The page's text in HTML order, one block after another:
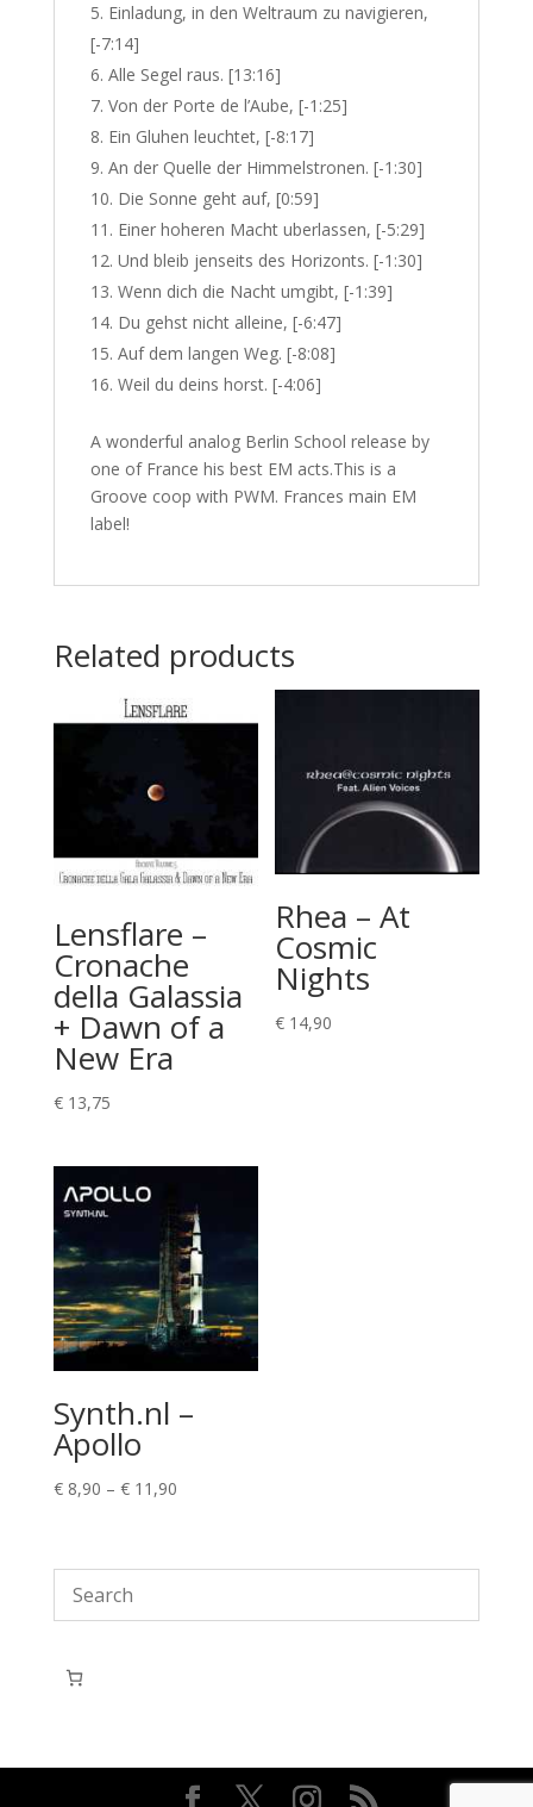
Einladung, in den Weltraum zu navigieren,
[-7:14]
Alle Segel raus. [13:16]
Von der Porte de l’Aube, [-1:25]
Ein Gluhen leuchtet, [-8:17]
An der Quelle der Himmelstronen. [-1:30]
Die Sonne geht auf, [0:59]
Einer hoheren Macht uberlassen, [-5:29]
Und bleib jenseits des Horizonts. [-1:30]
Wenn dich die Nacht umgibt, [-1:39]
Du gehst nicht alleine, [-6:47]
Auf dem langen Weg. [-8:08]
Weil du deins horst. [-4:06]
A wonderful analog Berlin School release by
one of France his best EM acts.This is a
Groove coop with PWM. Frances main EM
label!
Related products
Lensflare –
Cronache
della Galassia
+ Dawn of a
New Era
€13,75
Rhea – At
Cosmic
Nights
€ 14,90
Synth.nl –
Apollo
€8,90 – €11,90Price
through